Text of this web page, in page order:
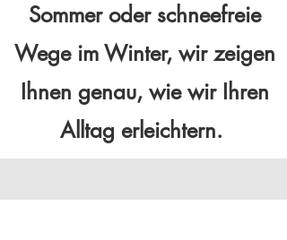
Sommer oder schneefreie
Wege im Winter, wir zeigen
Ihnen genau, wie wir Ihren
Alltag erleichtern.